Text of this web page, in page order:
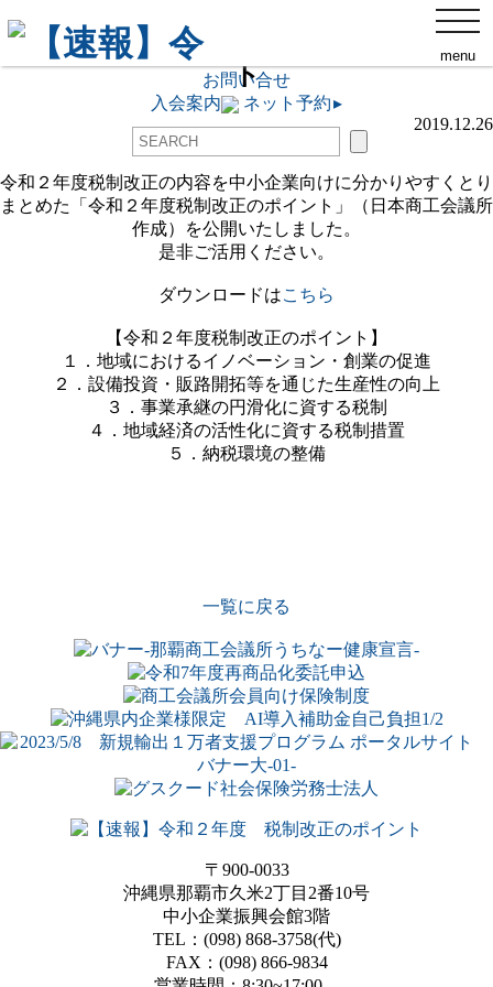
menu
ネット予約
那覇商工会議所について
交通アクセス
お問い合せ
ネット予約▸
入会案内
【速報】令和２年度 税制改正のポイン
ト
2019.12.26
令和２年度税制改正の内容を中小企業向けに分かりやすくとり
まとめた「令和２年度税制改正のポイント」（日本商工会議所
作成）を公開いたしました。
是非ご活用ください。
ダウンロードはこちら
【令和２年度税制改正のポイント】
１．地域におけるイノベーション・創業の促進
２．設備投資・販路開拓等を通じた生産性の向上
３．事業承継の円滑化に資する税制
４．地域経済の活性化に資する税制措置
５．納税環境の整備
一覧に戻る
〒900-0033
沖縄県那覇市久米2丁目2番10号
中小企業振興会館3階
TEL：(098) 868-3758(代)
FAX：(098) 866-9834